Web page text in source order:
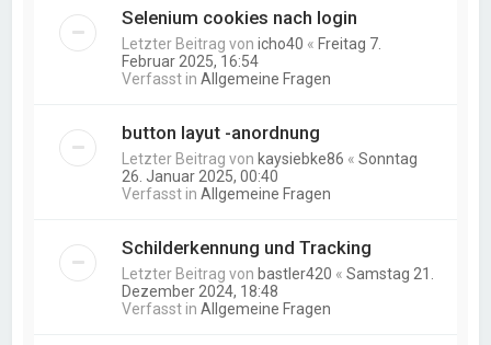
Selenium cookies nach login
Letzter Beitrag vonicho40 « Freitag 7.
Februar 2025, 16:54
Verfasst inAllgemeine Fragen
button layut -anordnung
Letzter Beitrag von kaysiebke86 «Sonntag
26. Januar 2025, 00:40
Verfasst inAllgemeine Fragen
Schilderkennung und Tracking
Letzter Beitrag von bastler420 «Samstag 21.
Dezember 2024, 18:48
Verfasst inAllgemeine Fragen